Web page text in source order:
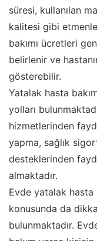
süresi, kullanılan
kalitesi gibi
bakımı ücretleri
belirlenir ve
gösterebilir.
Yatalak hasta
yolları
hizmetlerinden
yapma, sağlık
desteklerinden
almaktadır.
Evde yatalak hasta
konusunda da
bulunmaktadır.